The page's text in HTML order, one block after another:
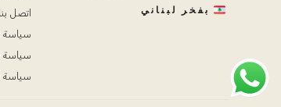
بفخر لبناني
اتصل بنا
سياسة
سياسة
سياسة